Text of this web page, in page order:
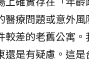
醫療問題或意外
較差的老舊公寓
是有疑慮。這